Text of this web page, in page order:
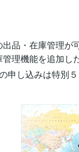
品・在庫管理が
理機能を追加し
申し込みは特別